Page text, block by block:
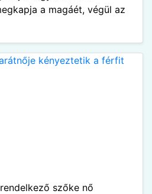
a magáét, végül az
szőke nő